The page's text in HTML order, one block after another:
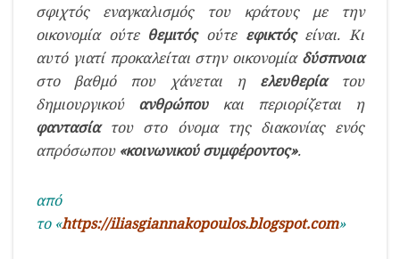
σφιχτός εναγκαλισμός του κράτους με την
οικονομία ούτε θεμιτόςούτε εφικτόςείναι. Κι
αυτό γιατί προκαλείται στην οικονομία δύσπνοια
στο βαθμό που χάνεται η ελευθερίατου
δημιουργικού ανθρώπουκαι περιορίζεται η
φαντασίατου στο όνομα της διακονίας ενός
απρόσωπου «κοινωνικού συμφέροντος».
από
το «https://iliasgiannakopoulos.blogspot.com»